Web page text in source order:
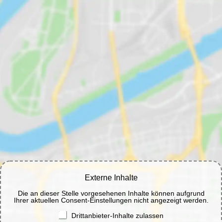
Externe Inhalte
Die an dieser Stelle vorgesehenen Inhalte können aufgrund
Ihrer aktuellen Consent-Einstellungen nicht angezeigt werden.
Drittanbieter-Inhalte zulassen